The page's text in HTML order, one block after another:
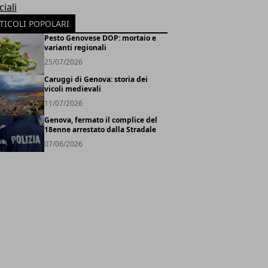
POPOLARI
Pesto Genovese DOP: mortaio e
varianti regionali
25/07/2026
Caruggi di Genova: storia dei
vicoli medievali
11/07/2026
Genova, fermato il complice del
18enne arrestato dalla Stradale
07/06/2026